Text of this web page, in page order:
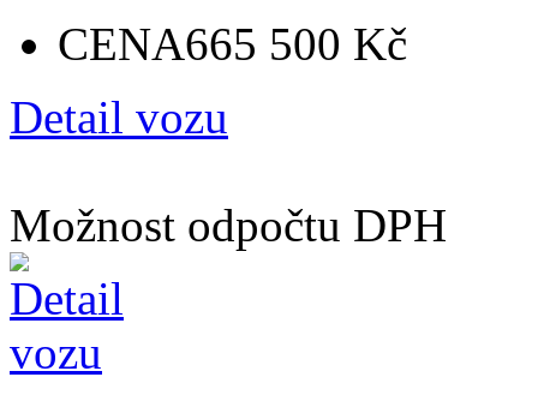
CENA665 500 Kč
Detail vozu
Možnost odpočtu DPH